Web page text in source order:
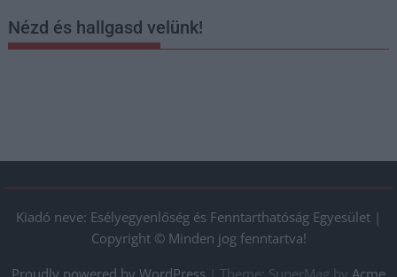
Nézd és hallgasd velünk!
Kiadó neve: Esélyegyenlőség és Fenntarthatóság Egyesület |
Copyright © Minden jog fenntartva!
Proudly powered by WordPress
Theme: SuperMag by Acme